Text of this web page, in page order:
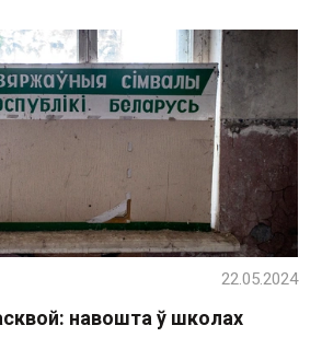
навошта ў школах
22.05.2024